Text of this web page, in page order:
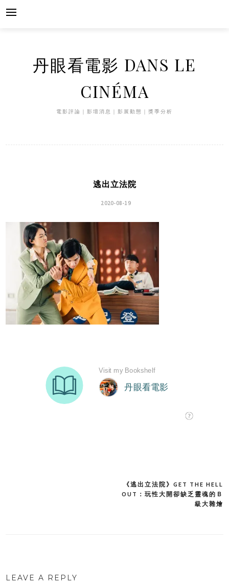
Skip
丹眼看電影 DANS LE
CINÉMA
電影評論｜影壇消息｜影展動態｜獎季分析
逃出立法院
2020-08-19
《逃出立法院》GET THE HELL
OUT：玩性大開卻缺乏靈魂的Ｂ
級大雜燴
LEAVE A REPLY